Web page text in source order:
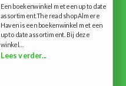
Een boekenwinkel met een up to date
assortiment.The read shop Almere
Haven is een boekenwinkel met een
up to date assortiment. Bij deze
winkel...
Lees verder...